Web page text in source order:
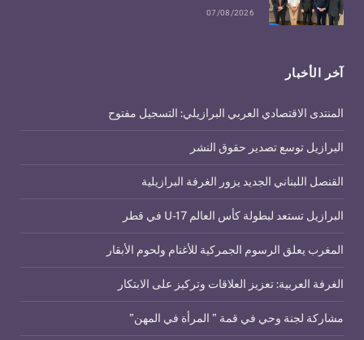
آخر الأخبار
المنتدى الاقتصادي العربي البرازيلي: التسجيل مفتوح
البرازيل توسع تصدير حقوق النشر
القنصل اللبناني الجديد يزور الغرفة البرازيلية
البرازيل تستعد لبطولة كأس العالم U-17 في قطر
المغرب يعلق الرسوم الجمركية للأغنام ولحوم الأبقار
الغرفة العربية: تعزيز العلاقات وتركيز على الابتكار
مشاركة لجنة وحي في قمة ” المرأة في المهن”
07/08/2026